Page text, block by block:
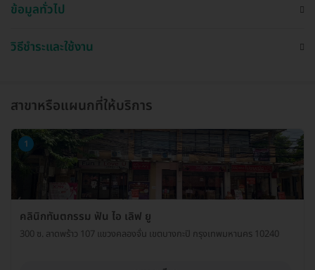
ข้อมูลทั่วไป
วิธีชำระและใช้งาน
สาขาหรือแผนกที่ให้บริการ
1
คลินิกทันตกรรม ฟัน ไอ เลิฟ ยู
300 ซ. ลาดพร้าว 107 แขวงคลองจั่น เขตบางกะปิ กรุงเทพมหานคร 10240